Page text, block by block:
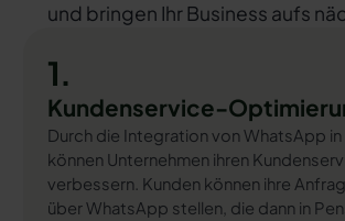
und bringen Ihr Business aufs
1.
Kundenservice-
Durch die Integration von WhatsApp
können Unternehmen ihren
verbessern. Kunden können ihre
über WhatsApp stellen, die dann in